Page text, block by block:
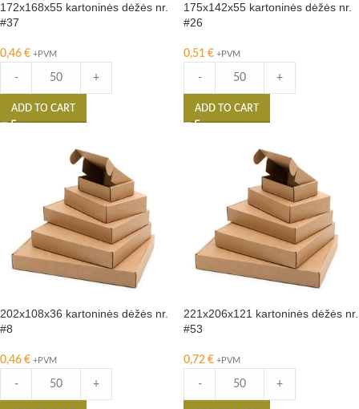
172x168x55 kartoninės dėžės nr.
#37
0,46 € +PVM
- +
ADD TO CART
175x142x55 kartoninės dėžės nr.
#26
0,51 € +PVM
- +
ADD TO CART
202x108x36 kartoninės dėžės nr.
#8
0,46 € +PVM
- +
221x206x121 kartoninės dėžės nr.
#53
0,72 € +PVM
- +